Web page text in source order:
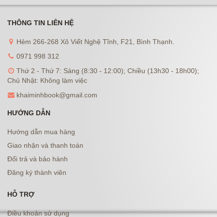
THÔNG TIN LIÊN HỆ
Hẻm 266-268 Xô Viết Nghệ Tĩnh, F21, Bình Thạnh.
0971 998 312
Thứ 2 - Thứ 7: Sáng (8:30 - 12:00); Chiều (13h30 - 18h00);
Chủ Nhật: Không làm việc
khaiminhbook@gmail.com
HƯỚNG DẪN
Hướng dẫn mua hàng
Giao nhận và thanh toán
Đổi trả và bảo hành
Đăng ký thành viên
HỖ TRỢ
Điều khoản sử dụng